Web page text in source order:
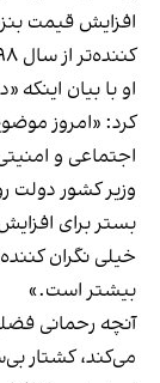
افزایش قیمت
کننده‌تر از سال ۹۸ است.»
کرد: «امروز
اجتماعی و
بستر برای
بیشتر است.»